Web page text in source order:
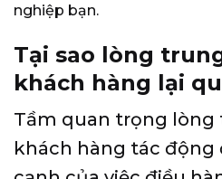
nghiệp bạn.
Tại sao lòng
khách hàng lại
Tầm quan trọng
khách hàng tác động